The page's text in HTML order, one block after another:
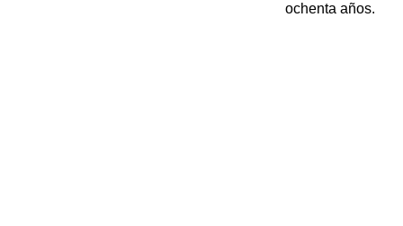
ochenta años.